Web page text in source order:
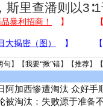
斯里查潘则以
句 】【我要“揪”错】【推荐】
阿加西惨遭淘汰 众好手
被淘汰：失败源于准备